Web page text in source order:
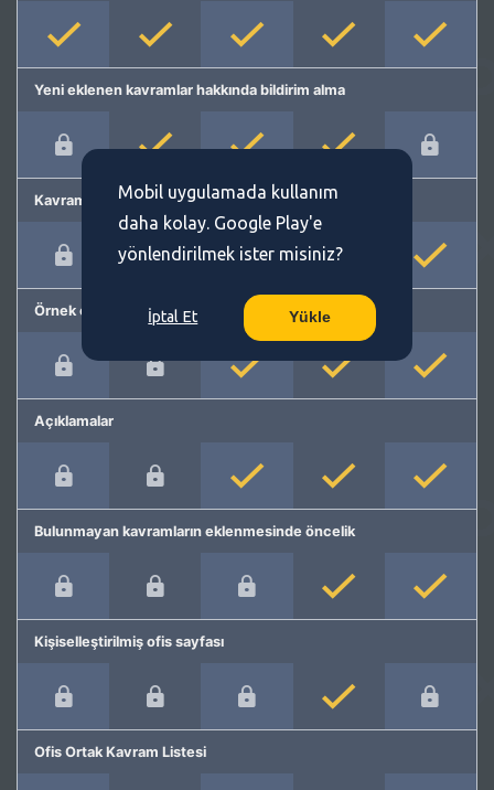
Yeni eklenen kavramlar hakkında bildirim alma
Kavram önerme
Örnek cümleler
Açıklamalar
Bulunmayan kavramların eklenmesinde öncelik
Kişiselleştirilmiş ofis sayfası
Ofis Ortak Kavram Listesi
Mobil uygulamada kullanım
daha kolay. Google Play'e
yönlendirilmek ister misiniz?
İptal Et Yükle